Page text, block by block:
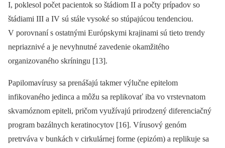
I, poklesol počet pacientok so štádiom II a počty prípadov so
štádiami III a IV sú stále vysoké so stúpajúcou tendenciou.
V porovnaní s ostatnými Európskymi krajinami sú tieto trendy
nepriaznivé a je nevyhnutné zavedenie okamžitého
organizovaného skríningu [13].
Papilomavírusy sa prenášajú takmer výlučne epitelom
infikovaného jedinca a môžu sa replikovať iba vo vrstevnatom
skvamóznom epiteli, pričom využívajú prirodzený diferenciačný
program bazálnych keratinocytov [16]. Vírusový genóm
pretrváva v bunkách v cirkulárnej forme (epizóm) a replikuje sa